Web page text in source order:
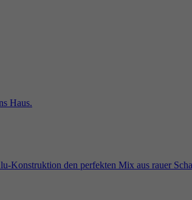
der Werbung auf Websites, die ihre Dienste nutzen, zu